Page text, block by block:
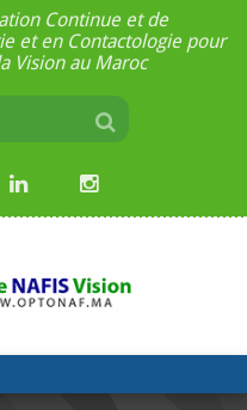
Continue et de
et en Contactologie pour
Vision au Maroc